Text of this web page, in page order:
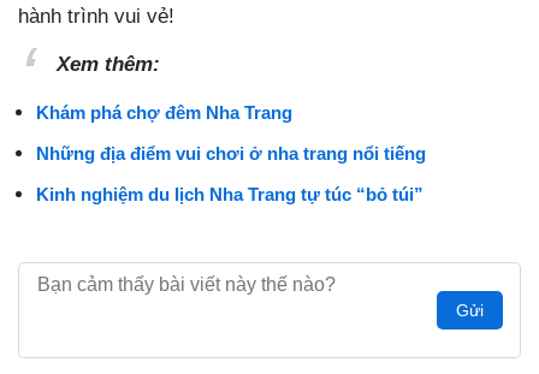
hành trình vui vẻ!
Xem thêm:
Khám phá chợ đêm Nha Trang
Những địa điểm vui chơi ở nha trang nổi tiếng
Kinh nghiệm du lịch Nha Trang tự túc “bỏ túi”
Gửi